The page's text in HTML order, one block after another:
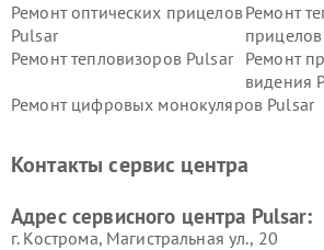
Ремонт оптических прицелов
Pulsar
Ремонт
Ремонт тепловизоров Pulsar
Ремонт
видения
Ремонт цифровых монокуляров Pulsar
Контакты сервис центра
Адрес сервисного центра Pulsar:
г. Кострома, Магистральная ул., 20